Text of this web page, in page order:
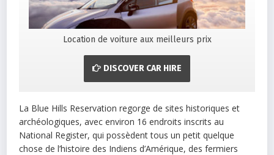
Location de voiture aux meilleurs prix
DISCOVER CAR HIRE
La Blue Hills Reservation regorge de sites historiques et
archéologiques, avec environ 16 endroits inscrits au
National Register, qui possèdent tous un petit quelque
chose de l’histoire des Indiens d’Amérique, des fermiers